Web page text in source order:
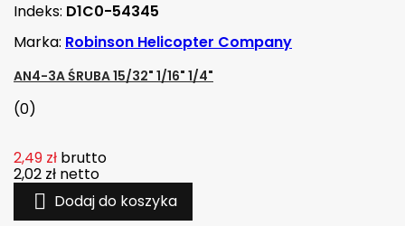
Indeks: D1C0-54345
Marka: Robinson Helicopter Company
AN4-3A ŚRUBA 15/32" 1/16" 1/4"
(0)
2,49 zł brutto
2,02 zł netto
 Dodaj do koszyka